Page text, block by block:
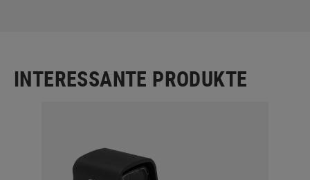
INTERESSANTE PRODUKTE